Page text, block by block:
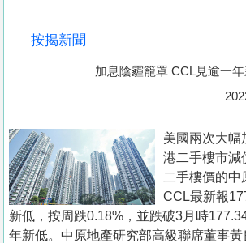
置
業
手
冊
按揭新聞
加息陰霾籠罩 CCL見逾一
美國兩次大幅
港二手樓市減
二手樓價的中
CCL最新報
新低，按周跌0.18%，並跌破3月時
年新低。中原地產研究部高級聯席董事黃